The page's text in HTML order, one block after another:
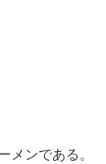
メンである。